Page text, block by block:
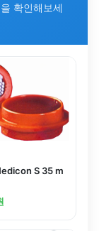
확인해보세
S 35 m